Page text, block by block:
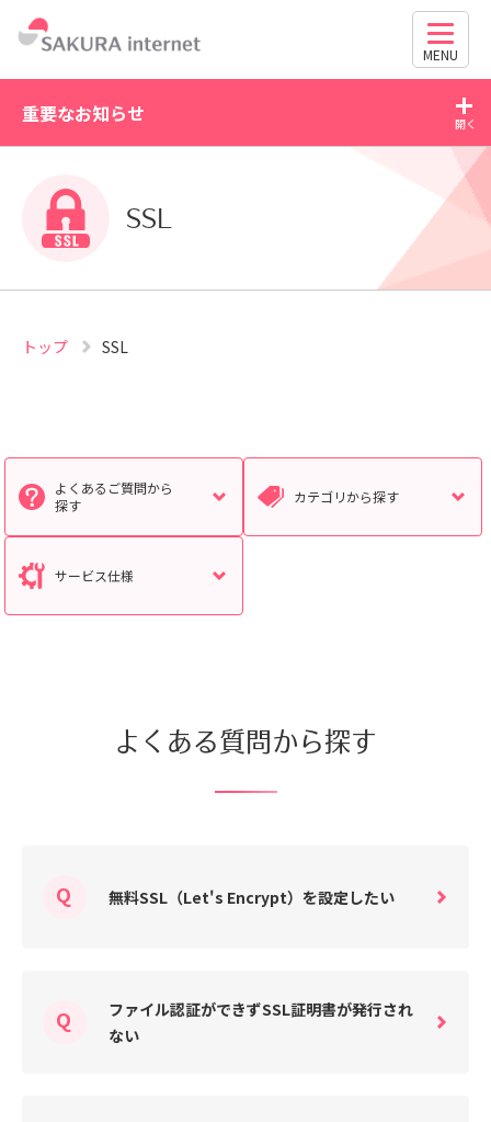
MENU
検索対象
サイト内検索について
重要なお知らせ
さくらのレンタルサーバ個別相談会「まりなカフェ」開
催のお知らせ
SSL
トップ SSL
よくあるご質問から
探す
カテゴリから探す
サービス仕様
よくある質問から探す
無料SSL（Let's Encrypt）を設定したい
ファイル認証ができずSSL証明書が発行され
ない